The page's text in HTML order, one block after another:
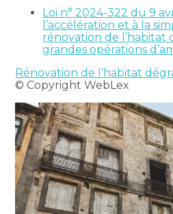
Loi n° 2024-322 du 9
l’accélération et à la
rénovation de l’habitat
grandes opérations
Rénovation de l’habitat
© Copyright WebLex